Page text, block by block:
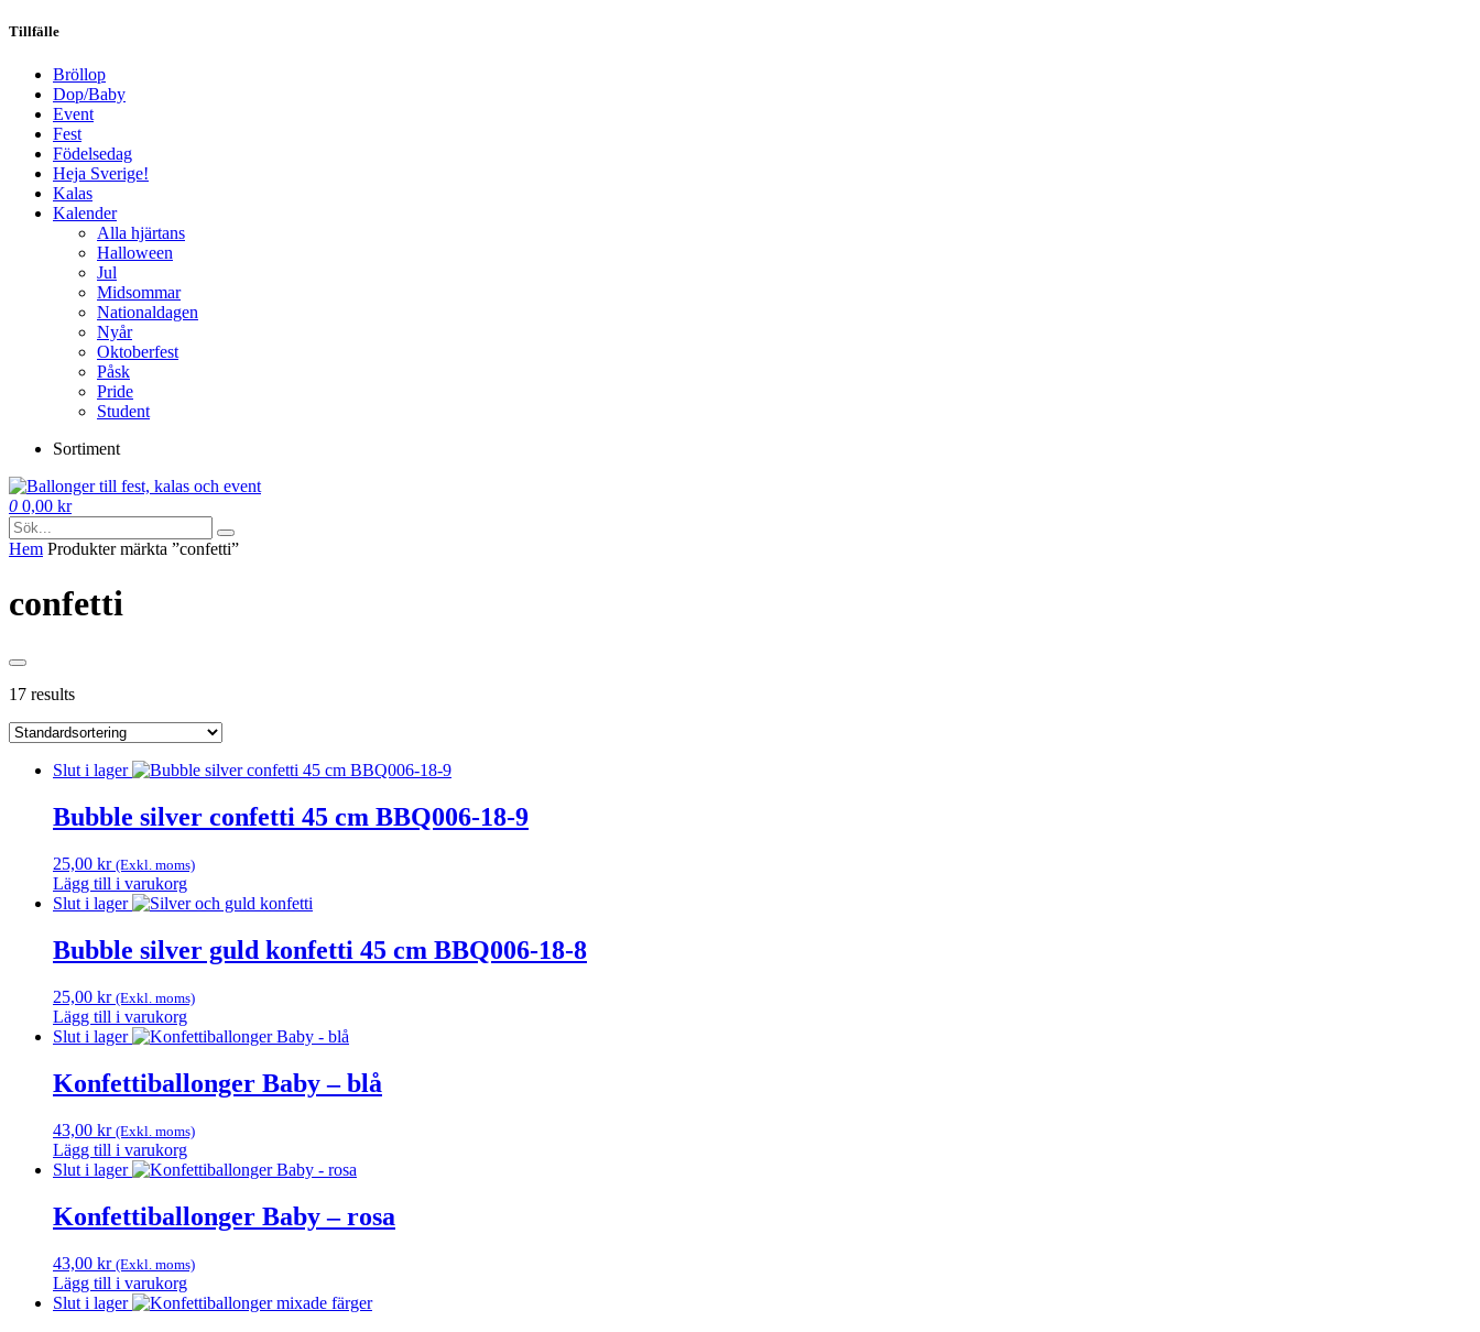
Tillfälle
Bröllop
Dop/Baby
Event
Fest
Födelsedag
Heja Sverige!
Kalas
Kalender
Alla hjärtans
Halloween
Jul
Midsommar
Nationaldagen
Nyår
Oktoberfest
Påsk
Pride
Student
Sortiment
0 0,00 kr
Hem Produkter märkta ”confetti”
confetti
17 results
Slut i lager
Bubble silver confetti 45 cm BBQ006-18-9
25,00 kr (Exkl. moms)
Lägg till i varukorg
Slut i lager
Bubble silver guld konfetti 45 cm BBQ006-18-8
25,00 kr (Exkl. moms)
Lägg till i varukorg
Slut i lager
Konfettiballonger Baby – blå
43,00 kr (Exkl. moms)
Lägg till i varukorg
Slut i lager
Konfettiballonger Baby – rosa
43,00 kr (Exkl. moms)
Lägg till i varukorg
Slut i lager